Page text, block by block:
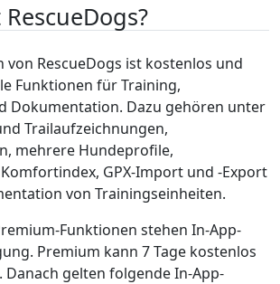
von RescueDogs ist kostenlos und
Funktionen für Training,
Dokumentation. Dazu gehören unter
Trailaufzeichnungen,
mehrere Hundeprofile,
GPX-Import und -Export
von Trainingseinheiten.
Funktionen stehen In-App-
Premium kann 7 Tage kostenlos
gelten folgende In-App-